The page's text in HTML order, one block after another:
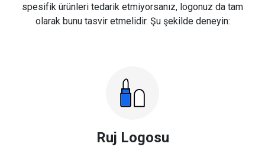
spesifik ürünleri tedarik etmiyorsanız, logonuz da tam
olarak bunu tasvir etmelidir. Şu şekilde deneyin:
Ruj Logosu